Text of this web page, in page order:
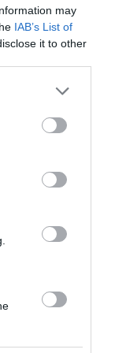
may
IAB’s List of
it to other
mise sur
un pont